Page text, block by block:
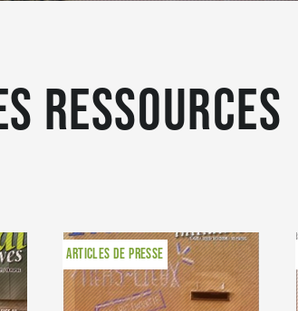
ressources
ARTICLES DE PRESSE